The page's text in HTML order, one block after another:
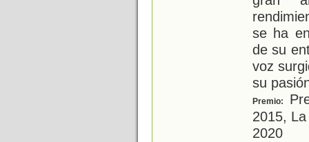
se ha
de su
voz
su
Premio:
2015,
2020